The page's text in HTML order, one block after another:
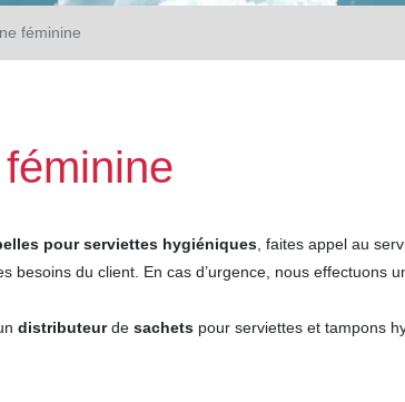
féminine
pour serviettes hygiéniques , faites appel au
besoins du client. En cas d’urgence, nous effectuons
distributeurde sachets pour serviettes et tampons